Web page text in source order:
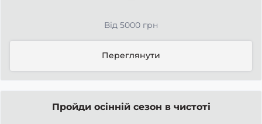
Від 5000 грн
Переглянути
Пройди осінній сезон в чистоті